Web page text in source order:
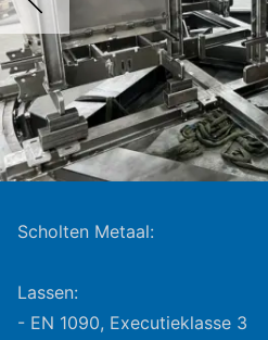
Scholten Metaal:
Lassen:
- EN 1090, Executieklasse 3